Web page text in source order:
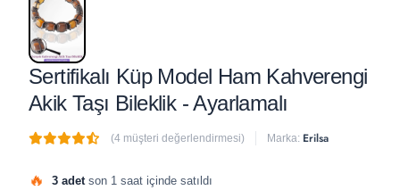
Sertifikalı Küp Model Ham Kahverengi
Akik Taşı Bileklik - Ayarlamalı
(4 müşteri değerlendirmesi) Marka: Erilsa
🔥 3 adet son 1 saat içinde satıldı